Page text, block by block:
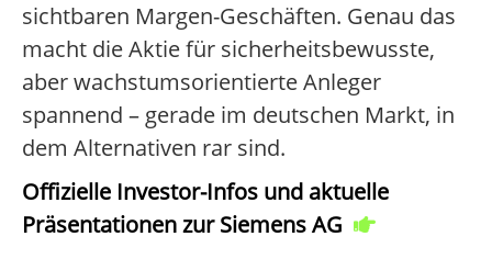
sichtbaren Margen-Geschäften. Genau das
macht die Aktie für sicherheitsbewusste,
aber wachstumsorientierte Anleger
spannend – gerade im deutschen Markt, in
dem Alternativen rar sind.
Offizielle Investor-Infos und aktuelle
Präsentationen zur Siemens AG